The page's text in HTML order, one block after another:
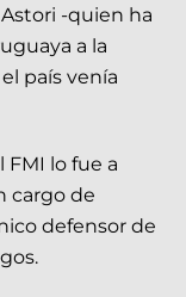
-quien ha
a la
país venía
FMI lo fue a
cargo de
defensor de